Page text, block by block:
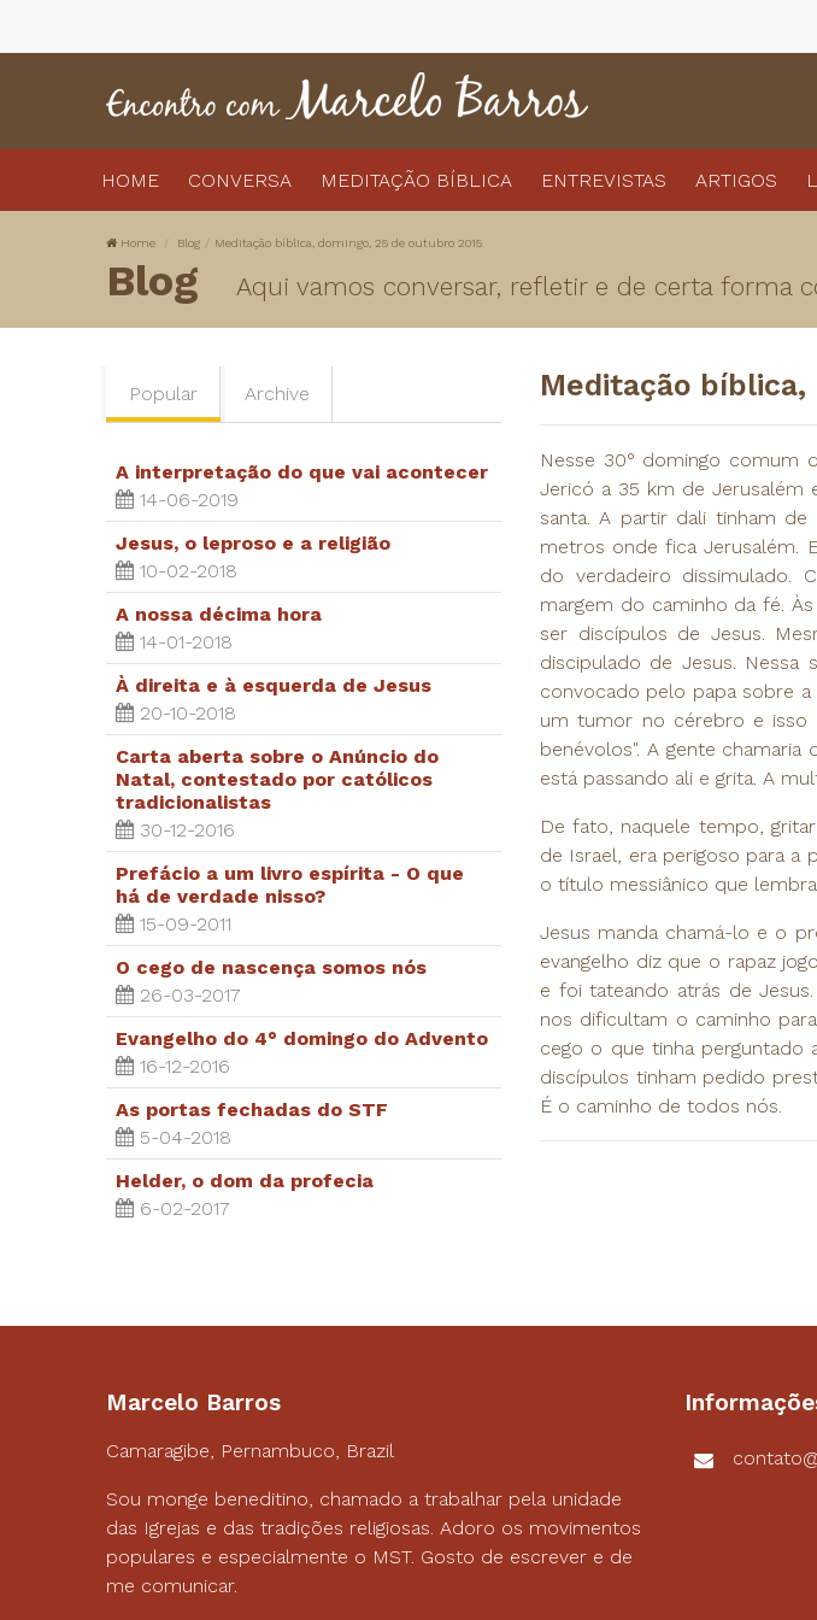
HOME CONVERSA MEDITAÇÃO BÍBLICA ENTREVISTAS ARTIGOS
Home Blog Meditação bíblica, domingo, 25 de outubro 2015
Blog Aqui vamos conversar, refletir e de certa forma
Popular Archive
A interpretação do que vai acontecer
14-06-2019
Jesus, o leproso e a religião
10-02-2018
A nossa décima hora
14-01-2018
À direita e à esquerda de Jesus
20-10-2018
Carta aberta sobre o Anúncio do
Natal, contestado por católicos
tradicionalistas
30-12-2016
Prefácio a um livro espírita - O que
há de verdade nisso?
15-09-2011
O cego de nascença somos nós
26-03-2017
Evangelho do 4° domingo do Advento
16-12-2016
As portas fechadas do STF
5-04-2018
Helder, o dom da profecia
6-02-2017
Meditação
Nesse 30° domingo comum
Jericó a 35 km de Jerusalém
santa. A partir dali tinham
metros onde fica Jerusalém.
do verdadeiro dissimulado.
margem do caminho da fé.
ser discípulos de Jesus.
discipulado de Jesus. Nessa
convocado pelo papa sobre
um tumor no cérebro e isso
benévolos". A gente
está passando ali e grita. A
De fato, naquele tempo,
de Israel, era perigoso para a
o título messiânico que
Jesus manda chamá-lo e o
evangelho diz que o rapaz
e foi tateando atrás de
nos dificultam o caminho
cego o que tinha perguntado
discípulos tinham pedido
É o caminho de todos nós.
Marcelo Barros
Camaragibe, Pernambuco, Brazil
Sou monge beneditino, chamado a trabalhar pela unidade
das Igrejas e das tradições religiosas. Adoro os movimentos
populares e especialmente o MST. Gosto de escrever e de
me comunicar.